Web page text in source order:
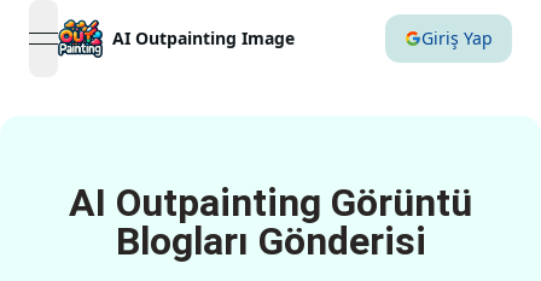
open navigation menu
AI Outpainting Image Giriş Yap
AI Outpainting Görüntü
Blogları Gönderisi